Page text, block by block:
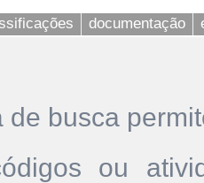
documentação
de busca
ou